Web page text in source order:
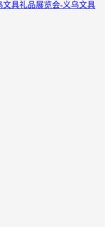
文具礼品展览会-义乌文具